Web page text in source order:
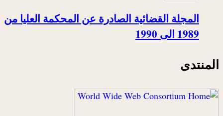
المجلة القضائية الصادرة عن المحكمة العليا من
1989 الى 1990
المنتدى